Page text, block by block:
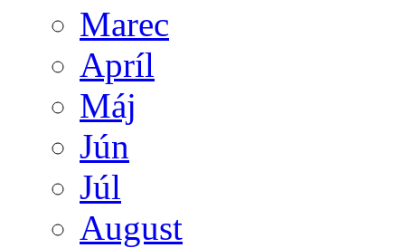
Marec
Apríl
Máj
Jún
Júl
August